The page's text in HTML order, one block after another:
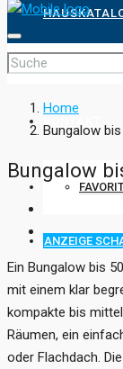
ANBIETER
ANZEIGE
Home
Bungalow bis
Bungalow
Ein Bungalow bis
mit einem klar
kompakte bis
Räumen, ein
oder Flachdach.